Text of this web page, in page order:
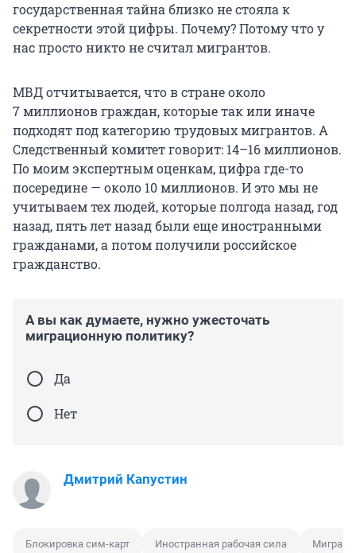
государственная тайна близко не стояла к
секретности этой цифры. Почему? Потому что у
нас просто никто не считал мигрантов.
МВД отчитывается, что в стране около
7 миллионовграждан, которые так или иначе
подходят под категорию трудовых мигрантов. А
Следственный комитет говорит: 14–16 миллионов.
По моим экспертным оценкам, цифра где-то
посередине — около 10 миллионов. И это мы не
учитываем тех людей, которые полгода назад, год
назад, пять лет назад были еще иностранными
гражданами, а потом получили российское
гражданство.
А вы как думаете, нужно ужесточать
миграционную политику?
Да
Нет
Дмитрий Капустин
Блокировка cим-карт Иностранная рабочая сила